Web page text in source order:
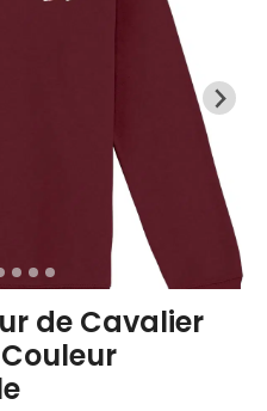
de Cavalier